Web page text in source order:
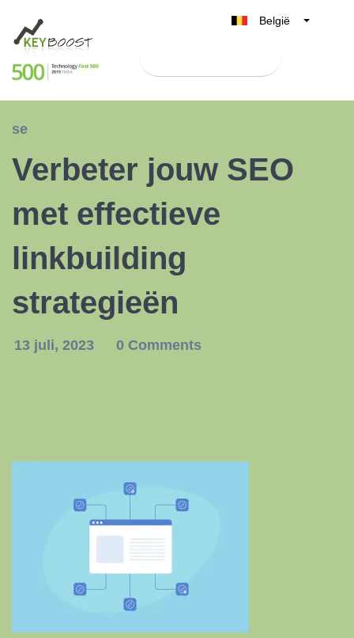
België
Nederland
España
se
Verbeter jouw SEO
met effectieve
linkbuilding
strategieën
13 juli, 2023 0 Comments